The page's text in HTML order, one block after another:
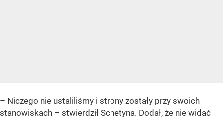
– Niczego nie ustaliliśmy i strony zostały przy swoich
stanowiskach – stwierdził Schetyna. Dodał, że nie widać